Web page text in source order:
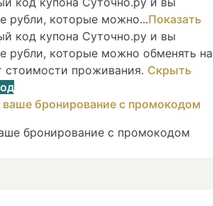
рубли, которые можно...Показать
код купона Суточно.ру и вы
рубли, которые можно обменять на
стоимости проживания. Скрыть
бронирование с промокодом